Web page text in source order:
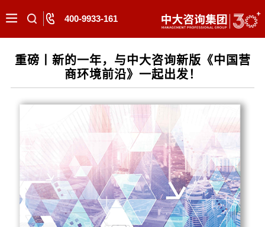
400-9933-161
重磅丨新的一年，与中大咨询新版《中国营
商环境前沿》一起出发！